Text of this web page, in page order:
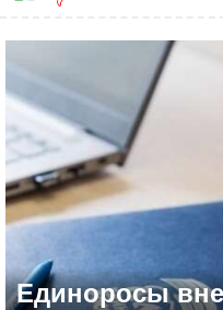
Единоросы